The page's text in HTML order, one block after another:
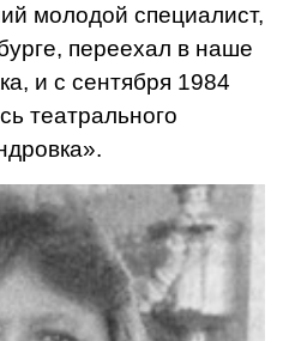
молодой специалист,
пе­реехал в наше
и с сентября 1984
те­атрального